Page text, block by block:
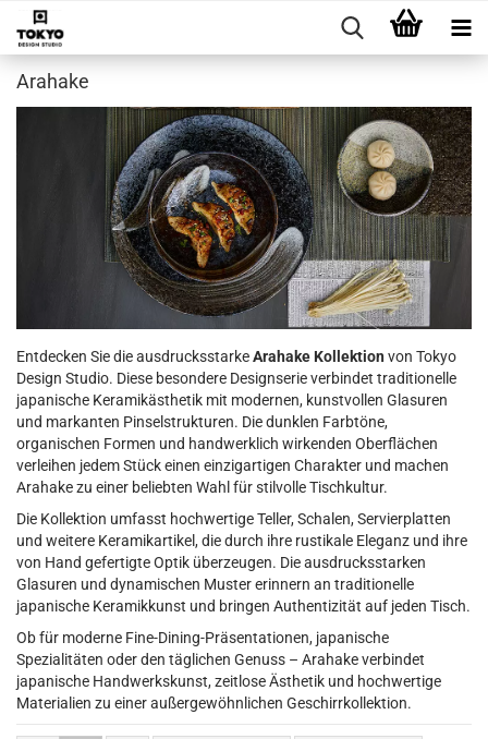
Arahake
Entdecken Sie die ausdrucksstarkeArahake Kollektion von Tokyo
Design Studio. Diese besondere Designserie verbindet traditionelle
japanische Keramikästhetik mit modernen, kunstvollen Glasuren
und markanten Pinselstrukturen. Die dunklen Farbtöne,
organischen Formen und handwerklich wirkenden Oberflächen
verleihen jedem Stück einen einzigartigen Charakter und machen
Arahake zu einer beliebten Wahl für stilvolle Tischkultur.
Die Kollektion umfasst hochwertige Teller, Schalen, Servierplatten
und weitere Keramikartikel, die durch ihre rustikale Eleganz und ihre
von Hand gefertigte Optik überzeugen. Die ausdrucksstarken
Glasuren und dynamischen Muster erinnern an traditionelle
japanische Keramikkunst und bringen Authentizität auf jeden Tisch.
Ob für moderne Fine-Dining-Präsentationen, japanische
Spezialitäten oder den täglichen Genuss – Arahake verbindet
japanische Handwerkskunst, zeitlose Ästhetik und hochwertige
Materialien zu einer außergewöhnlichen Geschirrkollektion.